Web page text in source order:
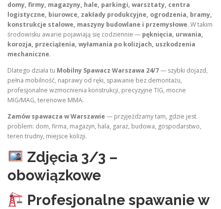
domy, firmy, magazyny, hale, parkingi, warsztaty, centra
logistyczne, biurowce, zakłady produkcyjne, ogrodzenia, bramy,
konstrukcje stalowe, maszyny budowlane i przemysłowe. W takim
środowisku awarie pojawiają się codziennie — pęknięcia, urwania,
korozja, przeciążenia, wyłamania po kolizjach, uszkodzenia
mechaniczne.
Dlatego działa tu Mobilny Spawacz Warszawa 24/7— szybki dojazd,
pełna mobilność, naprawy od ręki, spawanie bez demontażu,
profesjonalne wzmocnienia konstrukcji, precyzyjne TIG, mocne
MIG/MAG, terenowe MMA.
Zamów spawacza w Warszawie — przyjeżdżamy tam, gdzie jest
problem: dom, firma, magazyn, hala, garaż, budowa, gospodarstwo,
teren trudny, miejsce kolizji.
Zdjęcia 3/3 –
obowiązkowe
Profesjonalne spawanie w